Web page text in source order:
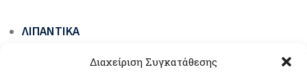
Διαχείριση Συγκατάθεσης
ΛΙΠΑΝΤΙΚΆ
ΓΡΆΣΑ ΟΧΗΜΆΤΩΝ & ΜΗΧΑΝΗΜΆΤΩΝ ΈΡΓΩΝ